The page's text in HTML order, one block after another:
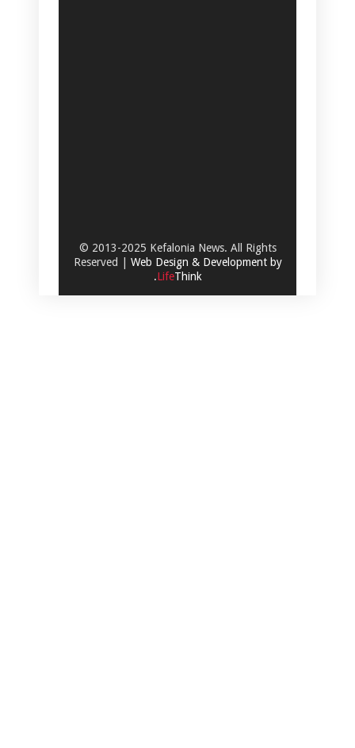
© 2013-2025 Kefalonia News. All Rights
Reserved | Web Design & Development by
.LifeThink